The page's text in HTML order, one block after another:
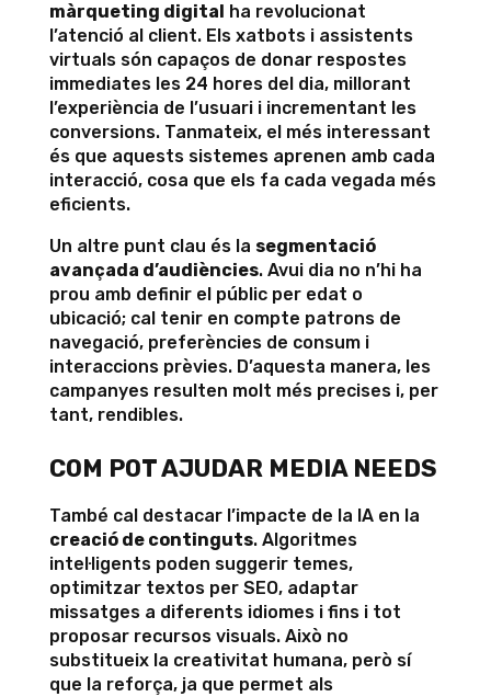
màrqueting digital
ha revolucionat
l’atenció al client. Els xatbots i assistents
virtuals són capaços de donar respostes
immediates les 24 hores del dia, millorant
l’experiència de l’usuari i incrementant les
conversions. Tanmateix, el més interessant
és que aquests sistemes aprenen amb cada
interacció, cosa que els fa cada vegada més
eficients.
Un altre punt clau és la segmentació
avançada d’audiències. Avui dia no n’hi ha
prou amb definir el públic per edat o
ubicació; cal tenir en compte patrons de
navegació, preferències de consum i
interaccions prèvies. D’aquesta manera, les
campanyes resulten molt més precises i, per
tant, rendibles.
COM POT AJUDAR MEDIA NEEDS
També cal destacar l’impacte de la IA en la
creació de continguts. Algoritmes
intel·ligents poden suggerir temes,
optimitzar textos per SEO, adaptar
missatges a diferents idiomes i fins i tot
proposar recursos visuals. Això no
substitueix la creativitat humana, però sí
que la reforça, ja que permet als